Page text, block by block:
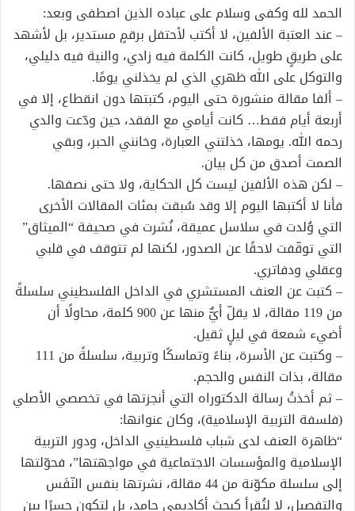
الحمد لله وكفى وسلام على عباده الذين اصطفى وبعد:
– عند العتبة الألفين، لا أكتب لأحتفل برقمٍ مستدير، بل لأشهد
على طريقٍ طويل، كانت الكلمة فيه زادي، والنية فيه دليلي،
والتوكل على الله ظهري الذي لم يخذلني يومًا.
– ألفا مقالة منشورة حتى اليوم، كتبتها دون انقطاع، إلا في
أربعة أيام فقط… كانت أيامي مع الفقد، حين ودّعت والدي
رحمه الله. يومها، خذلتني العبارة، وخانني الحبر، وبقي
الصمت أصدق من كل بيان.
– لكن هذه الألفين ليست كل الحكاية، ولا حتى نصفها.
فأنا لا أكتبها اليوم إلا وقد سُبقت بمئات المقالات الأخرى
التي وُلدت في سلاسل عميقة، نُشرت في صحيفة “الميثاق”
التي توقّفت لاحقًا عن الصدور، لكنها لم تتوقف في قلبي
وعقلي ودفاتري.
– كتبت عن العنف المستشري في الداخل الفلسطيني سلسلةً
من 119 مقالة، لا يقلّ أيٌّ منها عن 900 كلمة، محاولًا أن
أضيء شمعة في ليلٍ ثقيل.
– وكتبت عن الأسرة، بناءً وتماسكًا وتربية، سلسلةً من 111
مقالة، بذات النفس والحجم.
– ثم أخذتُ رسالة الدكتوراه التي أنجزتها في تخصصي الأصلي
(فلسفة التربية الإسلامية)، وكان عنوانها:
“ظاهرة العنف لدى شباب فلسطينيي الداخل، ودور التربية
الإسلامية والمؤسسات الاجتماعية في مواجهتها”، فحوّلتها
إلى سلسلة مكوّنة من 44 مقالة، نشرتها بنفس النّفَس
والتفصيل، لا لتُقرأ كبحث أكاديمي جامد، بل لتكون جسرًا بين